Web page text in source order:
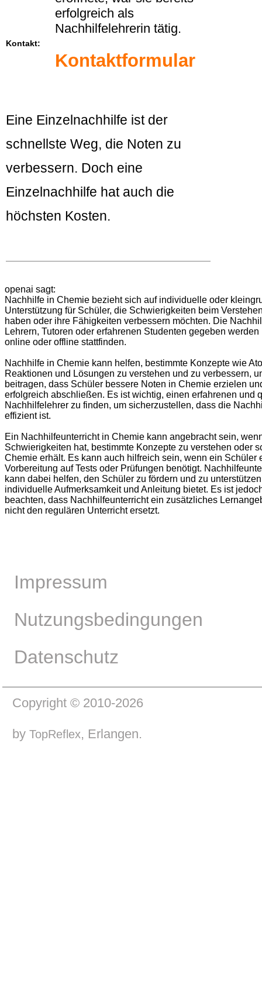
erfolgreich als
Nachhilfelehrerin tätig.
Kontakt:
Kontaktformular
Eine Einzelnachhilfe ist der
schnellste Weg, die Noten zu
verbessern. Doch eine
Einzelnachhilfe hat auch die
höchsten Kosten.
openai sagt:
Nachhilfe in Chemie bezieht sich auf individuelle oder
Unterstützung für Schüler, die Schwierigkeiten beim
haben oder ihre Fähigkeiten verbessern möchten. Die
Lehrern, Tutoren oder erfahrenen Studenten gegeben
online oder offline stattfinden.
Nachhilfe in Chemie kann helfen, bestimmte Konzepte wie
Reaktionen und Lösungen zu verstehen und zu verbessern,
beitragen, dass Schüler bessere Noten in Chemie erzielen
erfolgreich abschließen. Es ist wichtig, einen erfahrenen und
Nachhilfelehrer zu finden, um sicherzustellen, dass die
effizient ist.
Ein Nachhilfeunterricht in Chemie kann angebracht sein,
Schwierigkeiten hat, bestimmte Konzepte zu verstehen oder
Chemie erhält. Es kann auch hilfreich sein, wenn ein Schüler
Vorbereitung auf Tests oder Prüfungen benötigt.
kann dabei helfen, den Schüler zu fördern und zu
individuelle Aufmerksamkeit und Anleitung bietet. Es ist
beachten, dass Nachhilfeunterricht ein zusätzliches
nicht den regulären Unterricht ersetzt.
Impressum
Nutzungsbedingungen
Datenschutz
Copyright © 2010-2026
by TopReflex, Erlangen.